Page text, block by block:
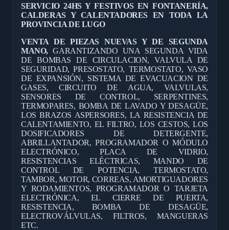
SERVICIO 24HS Y FESTIVOS EN FONTANERÍA,
CALDERAS Y CALENTADORES EN TODA LA
PROVINCIA DE LUGO
VENTA DE PIEZAS NUEVAS Y DE SEGUNDA
MANO, GARANTIZANDO UNA SEGUNDA VIDA
DE BOMBAS DE CIRCULACION, VALVULA DE
SEGURIDAD, PRESOSTATO, TERMOSTATO, VASO
DE EXPANSIÓN, SISTEMA DE EVACUACION DE
GASES, CIRCUITO DE AGUA, VALVULAS,
SENSORES DE CONTROL, SERPENTINES,
TERMOPARES, BOMBA DE LAVADO Y DESAGÜE,
LOS BRAZOS ASPERSORES, LA RESISTENCIA DE
CALENTAMIENTO, EL FILTRO, LOS CESTOS, LOS
DOSIFICADORES DE DETERGENTE,
ABRILLANTADOR, PROGRAMADOR O MÓDULO
ELECTRÓNICO, PLACA DE VIDRIO,
RESISTENCIAS ELÉCTRICAS, MANDO DE
CONTROL DE POTENCIA, TERMOSTATO,
TAMBOR, MOTOR, CORREAS, AMORTIGUADORES
Y RODAMIENTOS, PROGRAMADOR O TARJETA
ELECTRÓNICA, EL CIERRE DE PUERTA,
RESISTENCIA, BOMBA DE DESAGÜE,
ELECTROVÁLVULAS, FILTROS, MANGUERAS
ETC.